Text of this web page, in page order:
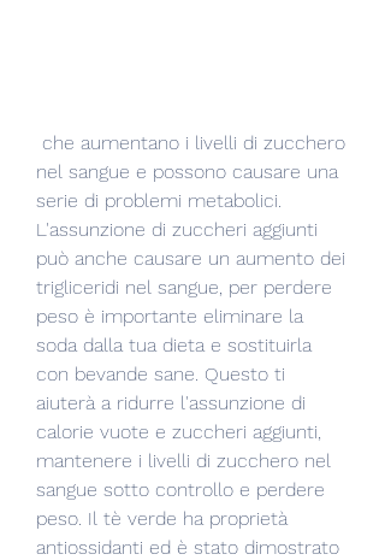
nel sangue e possono causare una
serie di problemi metabolici.
L'assunzione di zuccheri aggiunti
può anche causare un aumento dei
trigliceridi nel sangue, per perdere
peso è importante eliminare la
soda dalla tua dieta e sostituirla
con bevande sane. Questo ti
aiuterà a ridurre l'assunzione di
calorie vuote e zuccheri aggiunti,
mantenere i livelli di zucchero nel
sangue sotto controllo e perdere
peso. Il tè verde ha proprietà
antiossidanti ed è stato dimostrato